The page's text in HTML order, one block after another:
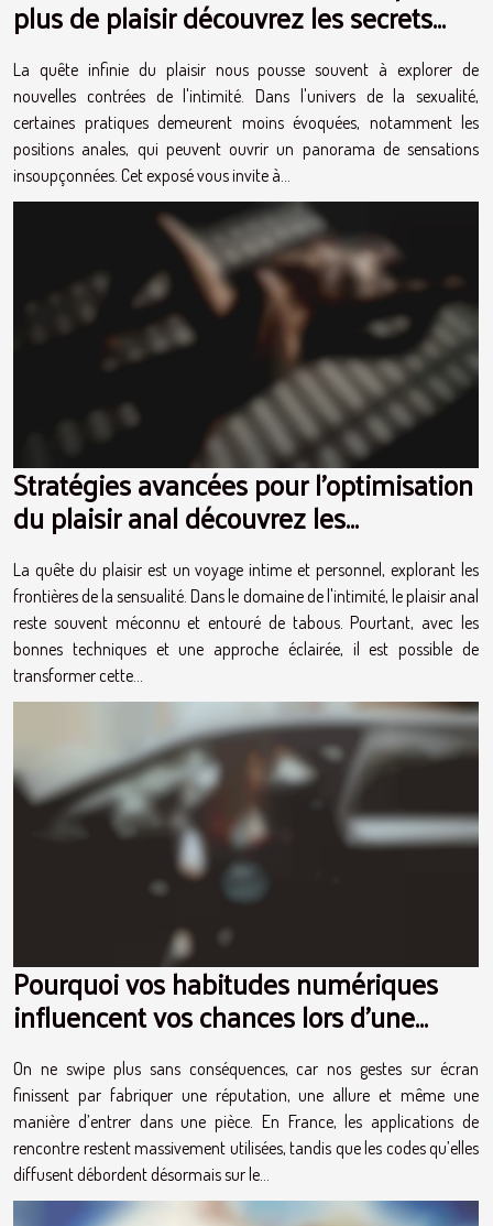
plus de plaisir découvrez les secrets
d'une intimité renouvelée
La quête infinie du plaisir nous pousse souvent à explorer de
nouvelles contrées de l'intimité. Dans l'univers de la sexualité,
certaines pratiques demeurent moins évoquées, notamment les
positions anales, qui peuvent ouvrir un panorama de sensations
insoupçonnées. Cet exposé vous invite à...
Stratégies avancées pour l'optimisation
du plaisir anal découvrez les
techniques peu connues
La quête du plaisir est un voyage intime et personnel, explorant les
frontières de la sensualité. Dans le domaine de l'intimité, le plaisir anal
reste souvent méconnu et entouré de tabous. Pourtant, avec les
bonnes techniques et une approche éclairée, il est possible de
transformer cette...
Pourquoi vos habitudes numériques
influencent vos chances lors d’une
rencontre réelle
On ne swipe plus sans conséquences, car nos gestes sur écran
finissent par fabriquer une réputation, une allure et même une
manière d’entrer dans une pièce. En France, les applications de
rencontre restent massivement utilisées, tandis que les codes qu’elles
diffusent débordent désormais sur le...